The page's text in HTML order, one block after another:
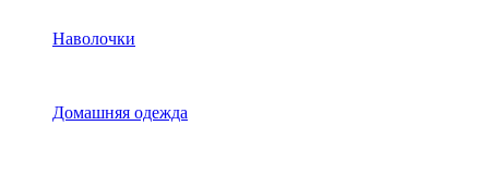
Наволочки
Домашняя одежда